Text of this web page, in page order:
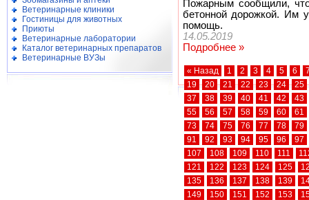
Ветеринарные клиники
Гостиницы для животных
Приюты
Ветеринарные лаборатории
Каталог ветеринарных препаратов
Ветеринарные ВУЗы
Пожарным сообщили,
бетонной дорожкой. Им
помощь.
14.05.2019
Подробнее »
« Назад 1 2 3 4 5 6
19
20 21 22 23 24
25
37
38 39 40 41 42
43
55
56 57 58 59 60
61
73
74 75 76 77 78
79
91
92 93 94 95 96
97
107
108 109 110 111
121
122 123 124 125
135
136 137 138 139
149
150 151 152 153